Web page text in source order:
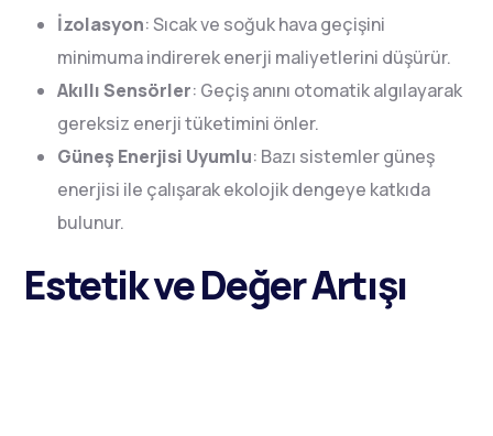
İzolasyon: Sıcak ve soğuk hava geçişini
minimuma indirerek enerji maliyetlerini düşürür.
Akıllı Sensörler: Geçiş anını otomatik algılayarak
gereksiz enerji tüketimini önler.
Güneş Enerjisi Uyumlu: Bazı sistemler güneş
enerjisi ile çalışarak ekolojik dengeye katkıda
bulunur.
Estetik ve Değer Artışı